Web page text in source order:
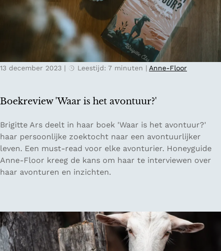
r
t
o
n
a
a
l
r
k
N
i
Boekreview 'Waar is het avontuur?'
13 december 2023 | Leestijd: 7 minuten | Anne-Floor
B
o
e
k
r
e
w
'
Brigitte Ars deelt in haar boek 'Waar is het avontuur?'
haar persoonlijke zoektocht naar een avontuurlijker
leven. Een must-read voor elke avonturier. Honeyguide
Anne-Floor kreeg de kans om haar te interviewen over
haar avonturen en inzichten.